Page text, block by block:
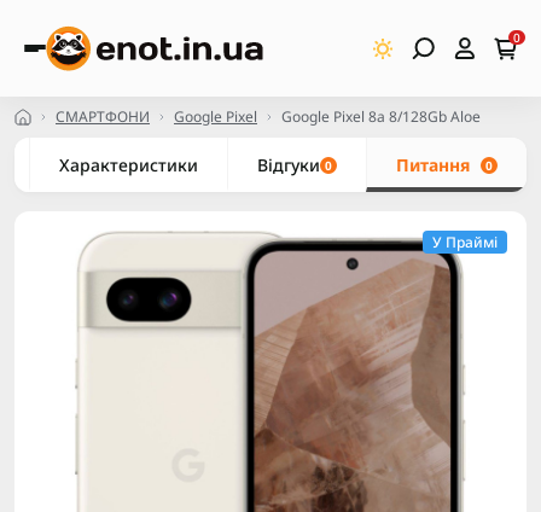
0
СМАРТФОНИ Google Pixel Google Pixel 8a 8/128Gb Aloe
Характеристики Відгуки 0 Питання 0
У Праймі